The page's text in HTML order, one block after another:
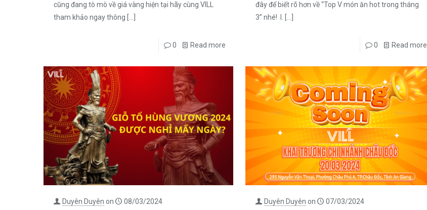
cũng đang tò mò về giá vàng hiện tại hãy cùng VILL
tham khảo ngay thông […]
0 Read more
đây để biết rõ hơn về “Top V món ăn hot trong tháng
3” nhé! I. […]
0 Read more
Duyên Duyên on 08/03/2024 Duyên Duyên on 07/03/2024